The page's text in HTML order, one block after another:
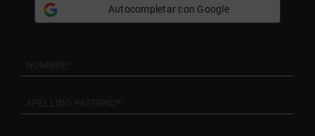
Autocompletar con Google